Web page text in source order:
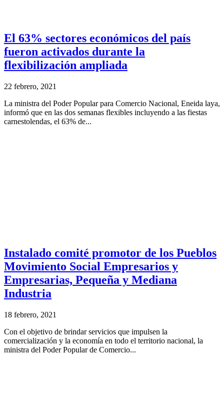
El 63% sectores económicos del país
fueron activados durante la
flexibilización ampliada
22 febrero, 2021
La ministra del Poder Popular para Comercio Nacional, Eneida laya,
informó que en las dos semanas flexibles incluyendo a las fiestas
carnestolendas, el 63% de...
Instalado comité promotor de los Pueblos
Movimiento Social Empresarios y
Empresarias, Pequeña y Mediana
Industria
18 febrero, 2021
Con el objetivo de brindar servicios que impulsen la
comercialización y la economía en todo el territorio nacional, la
ministra del Poder Popular de Comercio...